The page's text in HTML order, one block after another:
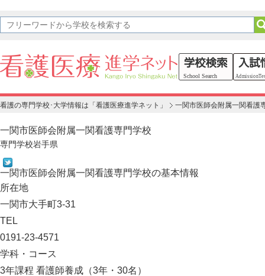
看護の専門学校･大学情報は「看護医療進学ネット」 一関市医師会附属一関看護
一関市医師会附属一関看護専門学校
専門学校岩手県
一関市医師会附属一関看護専門学校の基本情報
所在地
一関市大手町3-31
TEL
0191-23-4571
学科・コース
3年課程 看護師養成（3年・30名）